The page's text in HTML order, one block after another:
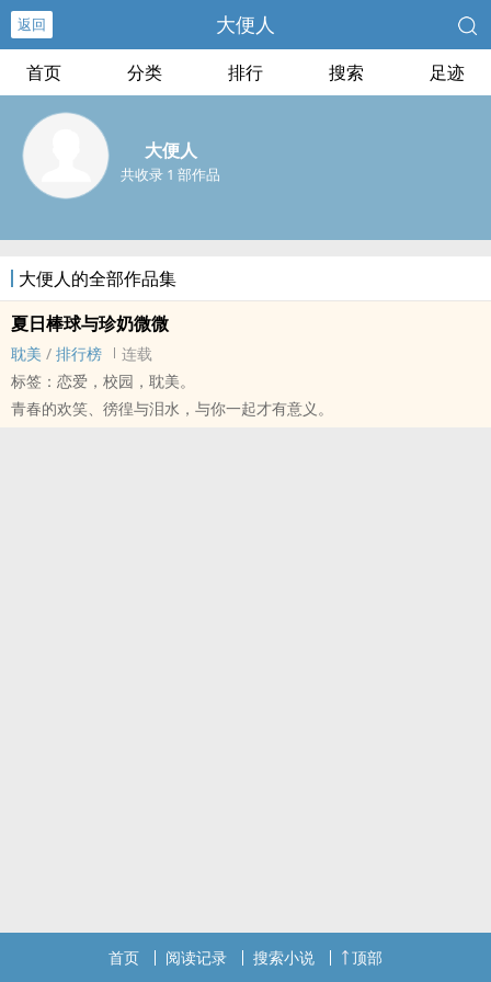
返回 大便人
首页 分类 排行 搜索 足迹
大便人
共收录 1 部作品
大便人的全部作品集
夏日棒球与珍奶微微
‎‍‍耽‎‌‍美‍‎ / 排行榜
连载
标签：恋爱，校园，‎‍‍耽‎‌‍美‍‎。
青春的欢笑、徬徨与泪水，与你一起才有意义。
首页 阅读记录 搜索小说 顶部